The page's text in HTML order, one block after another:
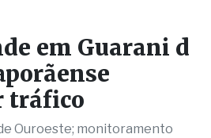
em Guarani d
tráfico
Ouroeste; monitoramento